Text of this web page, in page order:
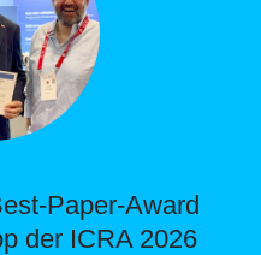
Paper-Award
der ICRA 2026